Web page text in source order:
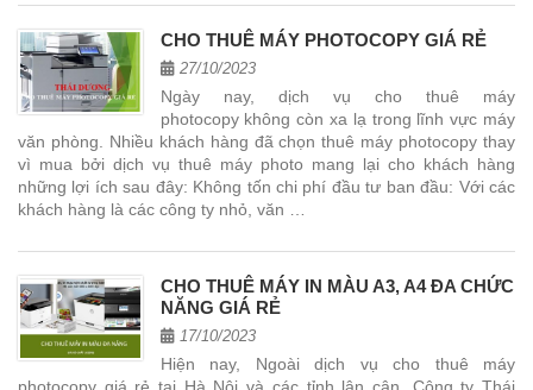
CHO THUÊ MÁY PHOTOCOPY GIÁ RẺ
27/10/2023
Ngày nay, dịch vụ cho thuê máy
photocopy không còn xa lạ trong lĩnh vực máy
văn phòng. Nhiều khách hàng đã chọn thuê máy photocopy thay
vì mua bởi dịch vụ thuê máy photo mang lại cho khách hàng
những lợi ích sau đây: Không tốn chi phí đầu tư ban đầu: Với các
khách hàng là các công ty nhỏ, văn …
CHO THUÊ MÁY IN MÀU A3, A4 ĐA CHỨC
NĂNG GIÁ RẺ
17/10/2023
Hiện nay, Ngoài dịch vụ cho thuê máy
photocopy giá rẻ tại Hà Nội và các tỉnh lân cận, Công ty Thái